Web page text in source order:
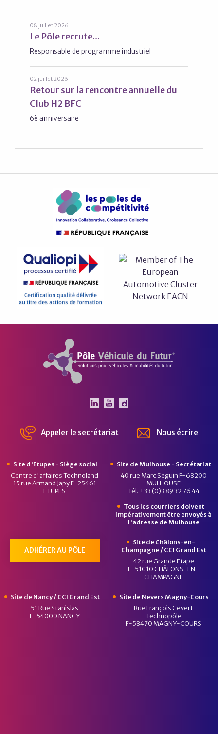
08 juillet 2026
Le Pôle recrute...
Responsable de programme industriel
02 juillet 2026
Retour sur la rencontre annuelle du
Club H2 BFC
6è anniversaire
Pôle Véhicule du Futur
Appeler le secrétariat Nous écrire
Site d'Etupes - Siège social
Centre d'affaires Technoland
15 rue Armand Japy F-25461
ETUPES
Site de Mulhouse - Secrétariat
40 rue Marc Seguin F-68200
MULHOUSE
Tél. +33 (0)3 89 32 76 44
Tous les courriers doivent
impérativement être envoyés à
l'adresse de Mulhouse
ADHÉRER AU PÔLE
Site de Châlons-en-
Champagne / CCI Grand Est
42 rue Grande Etape
F-51010 CHÂLONS-EN-
CHAMPAGNE
Site de Nancy / CCI Grand Est
51 Rue Stanislas
F-54000 NANCY
Site de Nevers Magny-Cours
Rue François Cevert
Technopôle
F-58470 MAGNY-COURS